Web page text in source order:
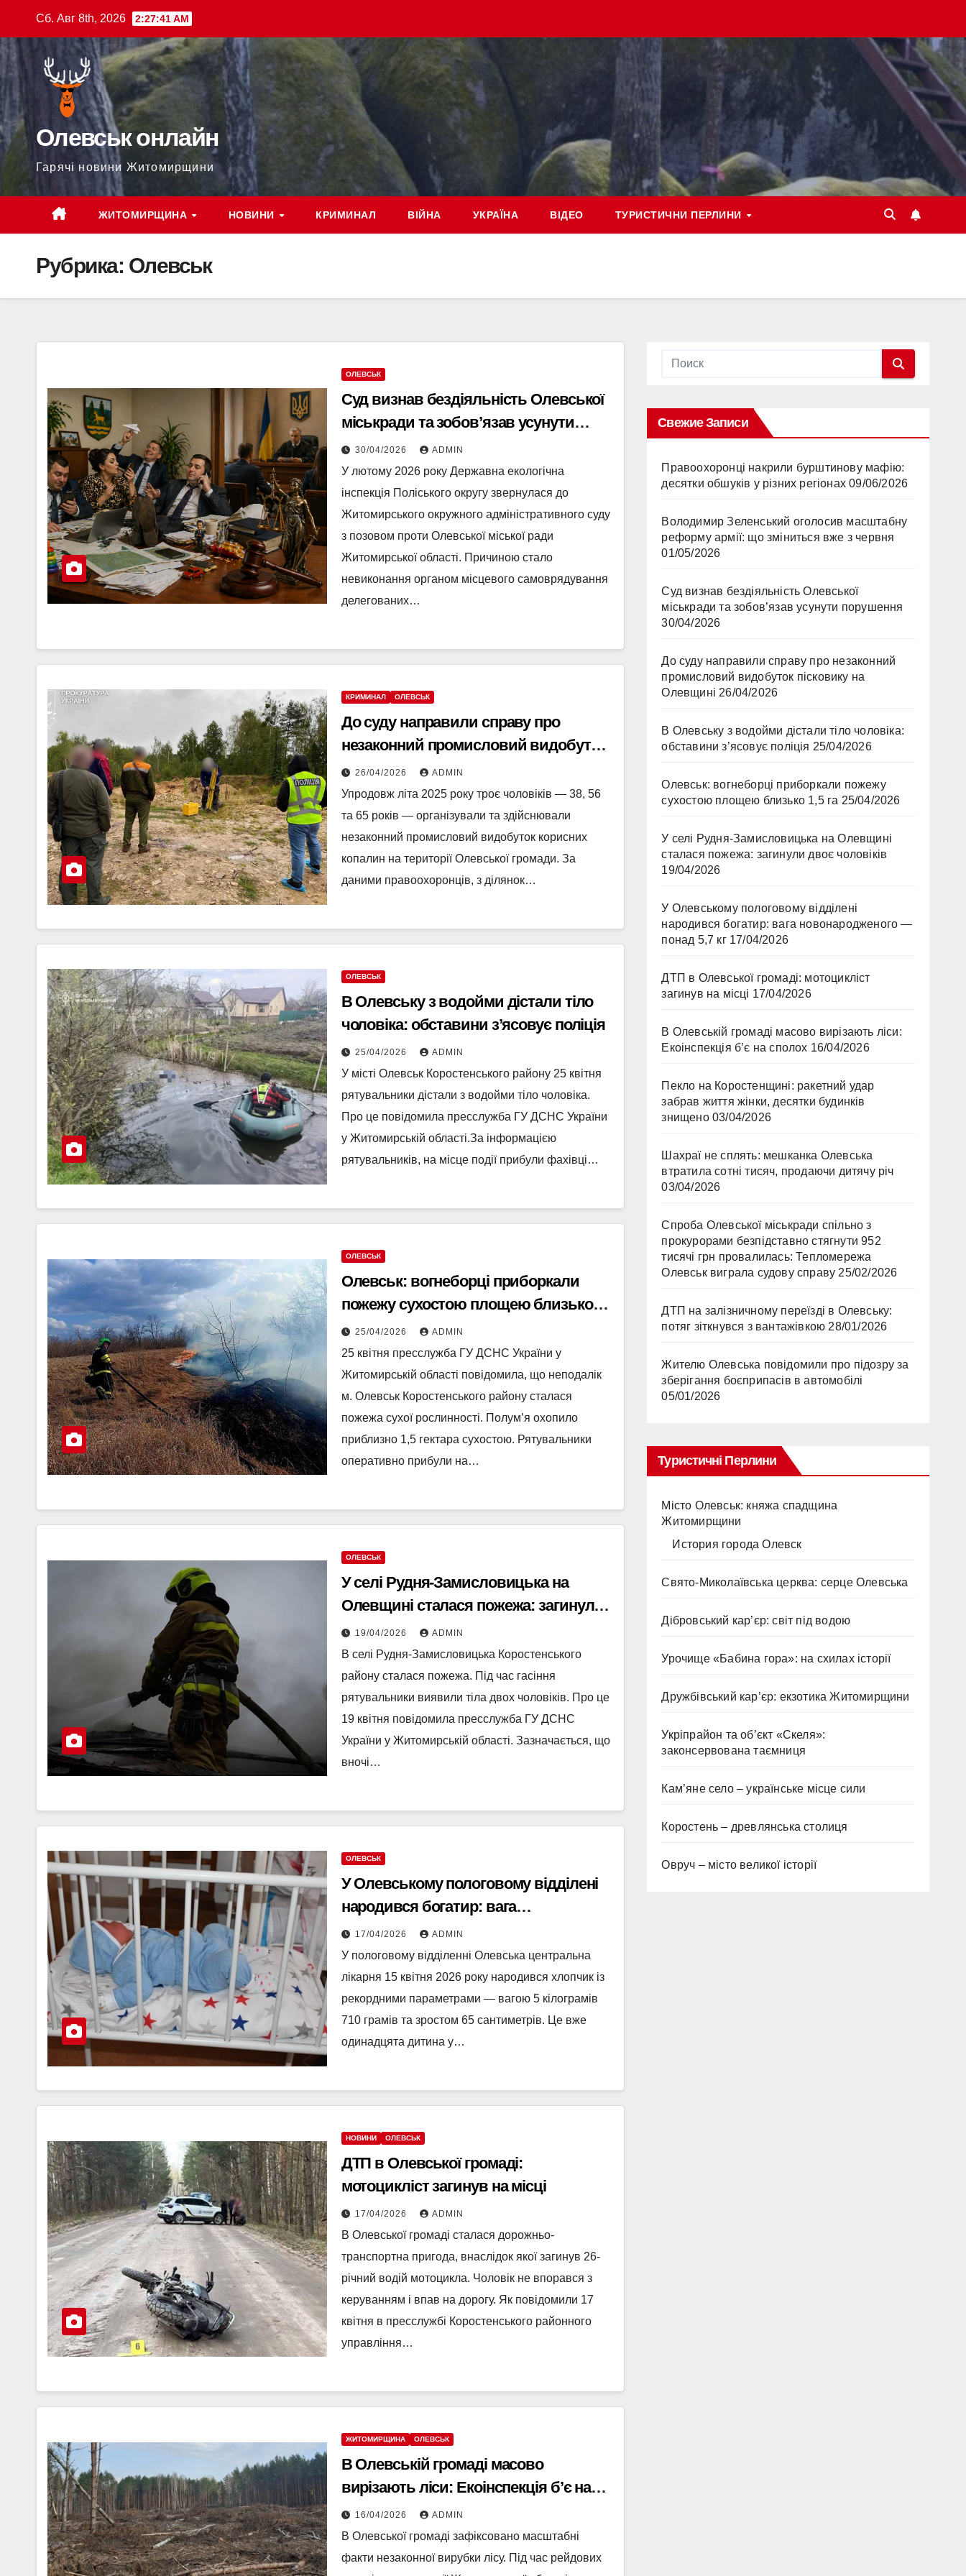
содержимому
Сб. Авг 8th, 2026 2:27:42 AM
Олевськ онлайн
Гарячі новини Житомирщини
ЖИТОМИРЩИНА НОВИНИ КРИМИНАЛ ВІЙНА УКРАЇНА ВІДЕО ТУРИСТИЧНИ ПЕРЛИНИ
Рубрика: Олевськ
ОЛЕВСЬК
Суд визнав бездіяльність Олевської
міськради та зобов’язав усунути
порушення
30/04/2026 ADMIN
У лютому 2026 року Державна екологічна
інспекція Поліського округу звернулася до
Житомирського окружного адміністративного суду
з позовом проти Олевської міської ради
Житомирської області. Причиною стало
невиконання органом місцевого самоврядування
делегованих…
КРИМИНАЛ ОЛЕВСЬК
До суду направили справу про
незаконний промисловий видобуток
пісковику на Олевщині
26/04/2026 ADMIN
Упродовж літа 2025 року троє чоловіків — 38, 56
та 65 років — організували та здійснювали
незаконний промисловий видобуток корисних
копалин на території Олевської громади. За
даними правоохоронців, з ділянок…
ОЛЕВСЬК
В Олевську з водойми дістали тіло
чоловіка: обставини з’ясовує поліція
25/04/2026 ADMIN
У місті Олевськ Коростенського району 25 квітня
рятувальники дістали з водойми тіло чоловіка.
Про це повідомила пресслужба ГУ ДСНС України
у Житомирській області.За інформацією
рятувальників, на місце події прибули фахівці…
ОЛЕВСЬК
Олевськ: вогнеборці приборкали
пожежу сухостою площею близько
1,5 га
25/04/2026 ADMIN
25 квітня пресслужба ГУ ДСНС України у
Житомирській області повідомила, що неподалік
м. Олевськ Коростенського району сталася
пожежа сухої рослинності. Полум’я охопило
приблизно 1,5 гектара сухостою. Рятувальники
оперативно прибули на…
ОЛЕВСЬК
У селі Рудня-Замисловицька на
Олевщині сталася пожежа: загинули
двоє чоловіків
19/04/2026 ADMIN
В селі Рудня-Замисловицька Коростенського
району сталася пожежа. Під час гасіння
рятувальники виявили тіла двох чоловіків. Про це
19 квітня повідомила пресслужба ГУ ДСНС
України у Житомирській області. Зазначається, що
вночі…
ОЛЕВСЬК
У Олевському пологовому відділені
народився богатир: вага
новонародженого — понад 5,7 кг
17/04/2026 ADMIN
У пологовому відділенні Олевська центральна
лікарня 15 квітня 2026 року народився хлопчик із
рекордними параметрами — вагою 5 кілограмів
710 грамів та зростом 65 сантиметрів. Це вже
одинадцята дитина у…
НОВИНИ ОЛЕВСЬК
ДТП в Олевської громаді:
мотоцикліст загинув на місці
17/04/2026 ADMIN
В Олевської громаді сталася дорожньо-
транспортна пригода, внаслідок якої загинув 26-
річний водій мотоцикла. Чоловік не впорався з
керуванням і впав на дорогу. Як повідомили 17
квітня в пресслужбі Коростенського районного
управління…
ЖИТОМИРЩИНА ОЛЕВСЬК
В Олевській громаді масово
вирізають ліси: Екоінспекція б’є на
сполох
16/04/2026 ADMIN
В Олевської громаді зафіксовано масштабні
факти незаконної вирубки лісу. Під час рейдових
Свежие Записи
Правоохоронці накрили бурштинову мафію:
десятки обшуків у різних регіонах 09/06/2026
Володимир Зеленський оголосив масштабну
реформу армії: що зміниться вже з червня
01/05/2026
Суд визнав бездіяльність Олевської
міськради та зобов’язав усунути порушення
30/04/2026
До суду направили справу про незаконний
промисловий видобуток пісковику на
Олевщині 26/04/2026
В Олевську з водойми дістали тіло чоловіка:
обставини з’ясовує поліція 25/04/2026
Олевськ: вогнеборці приборкали пожежу
сухостою площею близько 1,5 га 25/04/2026
У селі Рудня-Замисловицька на Олевщині
сталася пожежа: загинули двоє чоловіків
19/04/2026
У Олевському пологовому відділені
народився богатир: вага новонародженого —
понад 5,7 кг 17/04/2026
ДТП в Олевської громаді: мотоцикліст
загинув на місці 17/04/2026
В Олевській громаді масово вирізають ліси:
Екоінспекція б’є на сполох 16/04/2026
Пекло на Коростенщині: ракетний удар
забрав життя жінки, десятки будинків
знищено 03/04/2026
Шахраї не сплять: мешканка Олевська
втратила сотні тисяч, продаючи дитячу річ
03/04/2026
Спроба Олевської міськради спільно з
прокурорами безпідставно стягнути 952
тисячі грн провалилась: Тепломережа
Олевськ виграла судову справу 25/02/2026
ДТП на залізничному переїзді в Олевську:
потяг зіткнувся з вантажівкою 28/01/2026
Жителю Олевська повідомили про підозру за
зберігання боєприпасів в автомобілі
05/01/2026
Туристичні Перлини
Місто Олевськ: княжа спадщина
Житомирщини
История города Олевск
Свято-Миколаївська церква: серце Олевська
Дібровський кар’єр: світ під водою
Урочище «Бабина гора»: на схилах історії
Дружбівський кар’єр: екзотика Житомирщини
Укріпрайон та об’єкт «Скеля»:
законсервована таємниця
Кам’яне село – українське місце сили
Коростень – древлянська столиця
Овруч – місто великої історії